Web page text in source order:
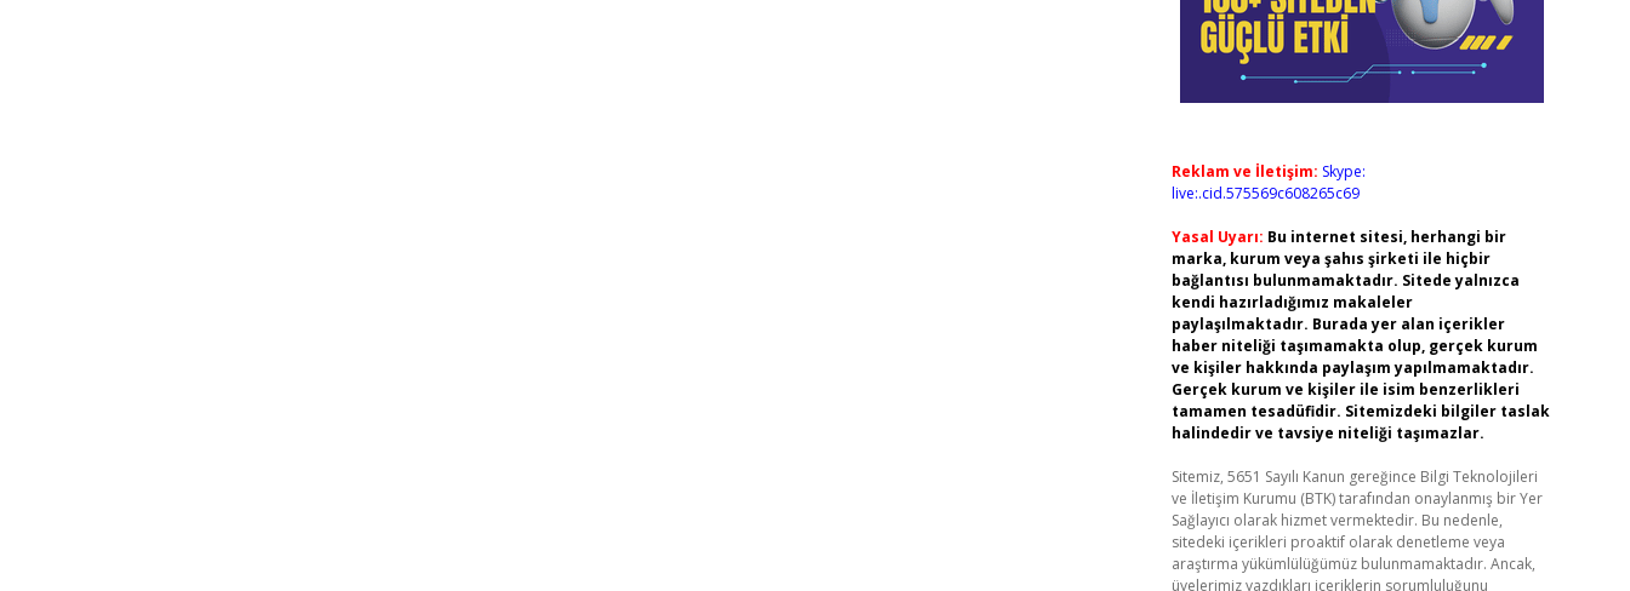
Reklam ve İletişim: Skype:
live:.cid.575569c608265c69
Yasal Uyarı: Bu internet sitesi, herhangi bir
marka, kurum veya şahıs şirketi ile hiçbir
bağlantısı bulunmamaktadır. Sitede yalnızca
kendi hazırladığımız makaleler
paylaşılmaktadır. Burada yer alan içerikler
haber niteliği taşımamakta olup, gerçek kurum
ve kişiler hakkında paylaşım yapılmamaktadır.
Gerçek kurum ve kişiler ile isim benzerlikleri
tamamen tesadüfidir. Sitemizdeki bilgiler taslak
halindedir ve tavsiye niteliği taşımazlar.
Sitemiz, 5651 Sayılı Kanun gereğince Bilgi Teknolojileri
ve İletişim Kurumu (BTK) tarafından onaylanmış bir Yer
Sağlayıcı olarak hizmet vermektedir. Bu nedenle,
sitedeki içerikleri proaktif olarak denetleme veya
araştırma yükümlülüğümüz bulunmamaktadır. Ancak,
üyelerimiz yazdıkları içeriklerin sorumluluğunu